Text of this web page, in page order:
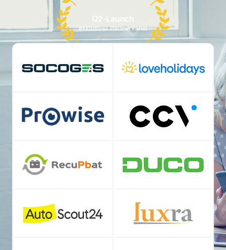
Q2-Launch
exklusiver Partnerkanal